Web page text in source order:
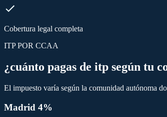
Cobertura legal completa
ITP POR CCAA
¿cuánto pagas de itp según tu
El impuesto varía según la comunidad autónoma
Madrid 4%